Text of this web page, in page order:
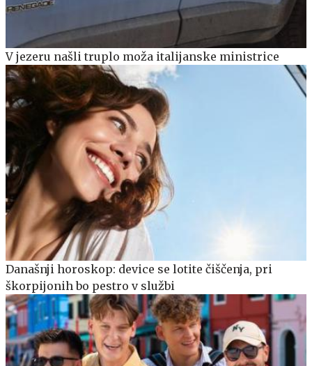
V jezeru našli truplo moža italijanske ministrice
Današnji horoskop: device se lotite čiščenja, pri
škorpijonih bo pestro v službi